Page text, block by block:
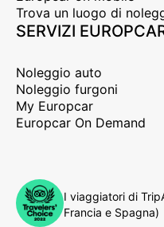
Trova un luogo di
SERVIZI
Noleggio auto
Noleggio furgoni
My Europcar
Europcar On Demand
I viaggiatori di
Francia e Spagna)